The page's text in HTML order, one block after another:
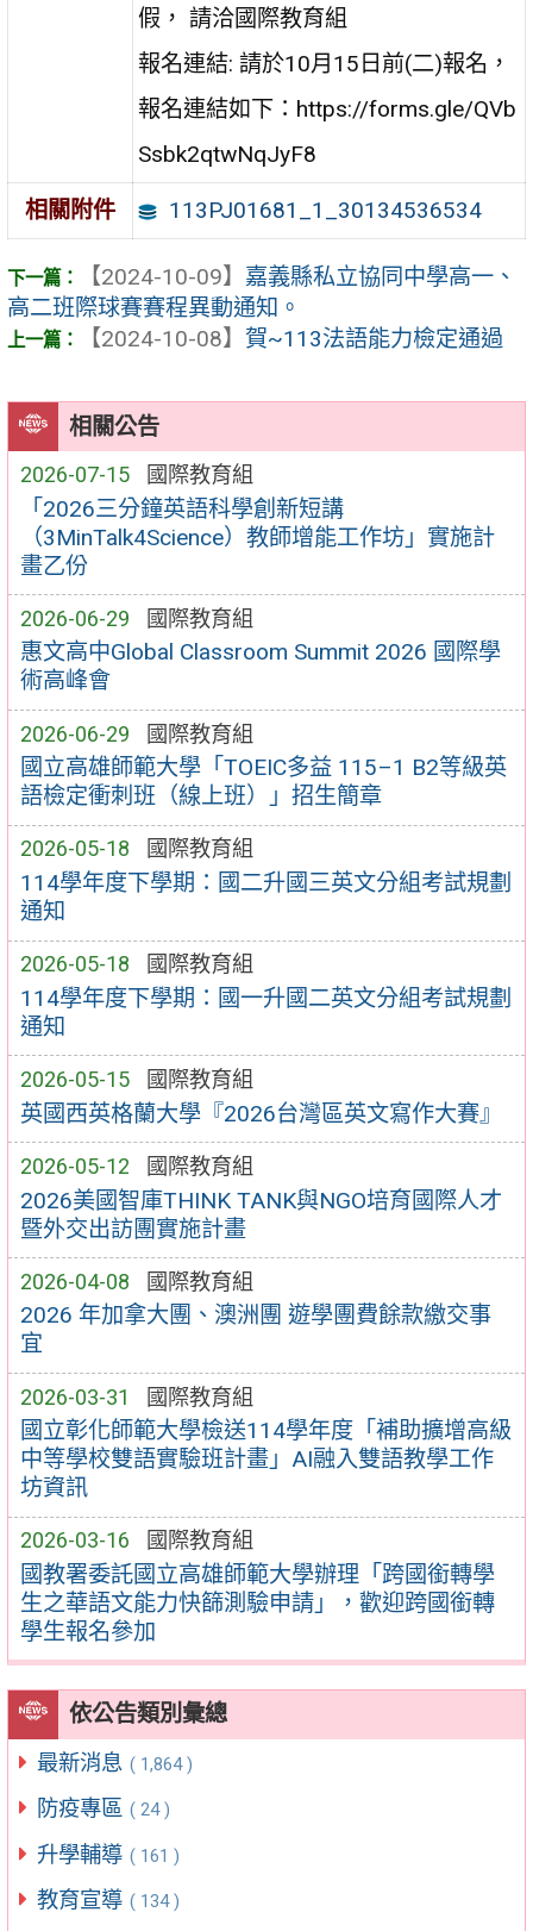
相關公告
2026-07-15 國際教育組
「2026三分鐘英語科學創新短講
（3MinTalk4Science）教師增能工作坊」實施計
畫乙份
2026-06-29 國際教育組
惠文高中Global Classroom Summit 2026 國際學
術高峰會
2026-06-29 國際教育組
國立高雄師範大學「TOEIC多益 115–1 B2等級英
語檢定衝刺班（線上班）」招生簡章
2026-05-18 國際教育組
114學年度下學期：國二升國三英文分組考試規劃
通知
2026-05-18 國際教育組
114學年度下學期：國一升國二英文分組考試規劃
通知
2026-05-15 國際教育組
英國西英格蘭大學『2026台灣區英文寫作大賽』
2026-05-12 國際教育組
2026美國智庫THINK TANK與NGO培育國際人才
暨外交出訪團實施計畫
2026-04-08 國際教育組
2026 年加拿大團、澳洲團 遊學團費餘款繳交事
宜
2026-03-31 國際教育組
國立彰化師範大學檢送114學年度「補助擴增高級
中等學校雙語實驗班計畫」AI融入雙語教學工作
坊資訊
2026-03-16 國際教育組
國教署委託國立高雄師範大學辦理「跨國銜轉學
生之華語文能力快篩測驗申請」，歡迎跨國銜轉
學生報名參加
依公告類別彙總
最新消息 ( 1,864 )
防疫專區 ( 24 )
升學輔導 ( 161 )
教育宣導 ( 134 )
假， 請洽國際教育組
報名連結: 請於10月15日前(二)報名，
報名連結如下：https://forms.gle/QVb
Ssbk2qtwNqJyF8
相關附件 113PJ01681_1_30134536534
【2024-10-09】 嘉義縣私立協同中學高一、
高二班際球賽賽程異動通知。
【2024-10-08】 賀~113法語能力檢定通過